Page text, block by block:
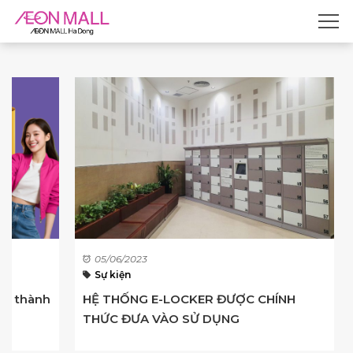
thành
05/06/2023
Sự kiện
HỆ THỐNG E-LOCKER ĐƯỢC CHÍNH
THỨC ĐƯA VÀO SỬ DỤNG